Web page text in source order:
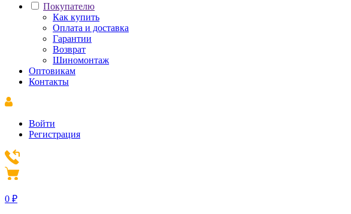
Покупателю
Как купить
Оплата и доставка
Гарантии
Возврат
Шиномонтаж
Оптовикам
Контакты
Войти
Регистрация
0 ₽